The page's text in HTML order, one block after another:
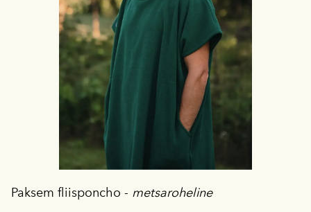
Paksem fliisponcho - metsaroheline